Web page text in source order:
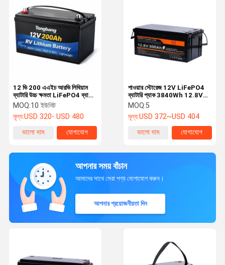
12 ভি 200 এএইচ আরভি লিথিয়াম
ব্যাটারি উচ্চ ক্ষমতা LiFePO4 ব্যাটারি
মোটরহোমের জন্য
MOQ:10 ইউনিট
মূল্য:USD 320- USD 480
ভালো দাম
যোগাযোগ
পাওয়ার স্টোরেজ 12V LiFePO4
ব্যাটারি প্যাক 3840Wh 12.8V
300Ah LiFePO4 লিথিয়াম ব্যাটারি
MOQ:5
মূল্য:USD 372~USD 404
ভালো দাম
যোগাযোগ
আপনার সময় বাঁচান
আমাদের সাথে সেরা পণ্য যোগাযোগ করুন।
আপনার প্রয়োজনীয়তা দিন